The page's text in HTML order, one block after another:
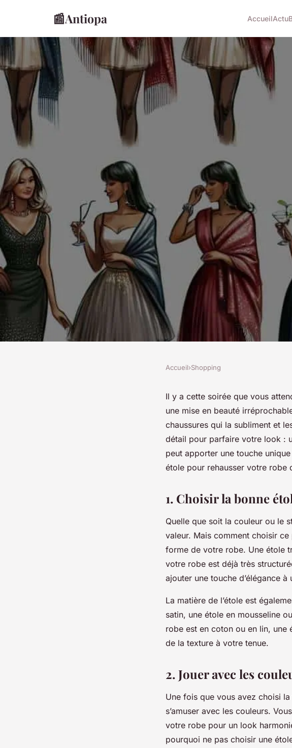
📰Antiopa AccueilActu
Comment choisir et
pour rehausser une robe
Accueil›Shopping
Il y a cette soirée que vous
une mise en beauté
chaussures qui la subliment et
détail pour parfaire votre look :
peut apporter une touche
étole pour rehausser votre robe
1. Choisir la bonne
Quelle que soit la couleur ou le
valeur. Mais comment choisir
forme de votre robe. Une étole
votre robe est déjà très
ajouter une touche d’élégance à
La matière de l’étole est
satin, une étole en mousseline
robe est en coton ou en lin, une
de la texture à votre tenue.
2. Jouer avec les
Une fois que vous avez choisi
s’amuser avec les couleurs.
votre robe pour un look
pourquoi ne pas choisir une